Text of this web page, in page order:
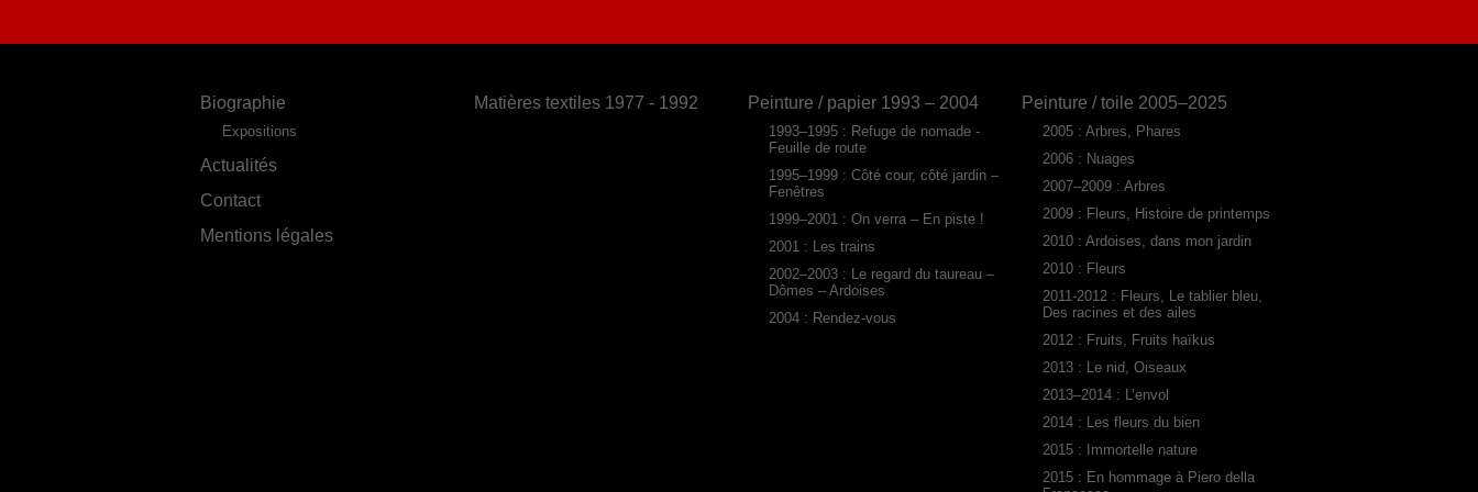
Biographie
Expositions
Actualités
Contact
Mentions légales
Matières textiles 1977 - 1992 Peinture / papier 1993 – 2004
1993–1995 : Refuge de nomade -
Feuille de route
1995–1999 : Côté cour, côté jardin –
Fenêtres
1999–2001 : On verra – En piste !
2001 : Les trains
2002–2003 : Le regard du taureau –
Dômes – Ardoises
2004 : Rendez-vous
Peinture / toile 2005–2025
2005 : Arbres, Phares
2006 : Nuages
2007–2009 : Arbres
2009 : Fleurs, Histoire de printemps
2010 : Ardoises, dans mon jardin
2010 : Fleurs
2011-2012 : Fleurs, Le tablier bleu,
Des racines et des ailes
2012 : Fruits, Fruits haïkus
2013 : Le nid, Oiseaux
2013–2014 : L’envol
2014 : Les fleurs du bien
2015 : Immortelle nature
2015 : En hommage à Piero della